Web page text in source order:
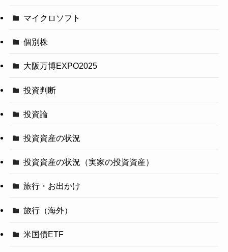
マイクロソフト
個別株
大阪万博EXPO2025
投資判断
投資論
投資資産の状況
投資資産の状況（実家の投資資産）
旅行・お出かけ
旅行（海外）
米国債ETF